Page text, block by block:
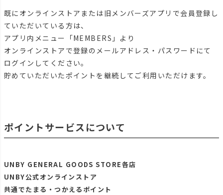
既にオンラインストアまたは旧メンバーズアプリで会員登録し
ていただいている方は、
アプリ内メニュー「MEMBERS」より
オンラインストアで登録のメールアドレス・パスワードにて
ログインしてください。
貯めていただいたポイントを継続してご利用いただけます。
ポイントサービスについて
UNBY GENERAL GOODS STORE各店
UNBY公式オンラインストア
共通でたまる・つかえるポイント